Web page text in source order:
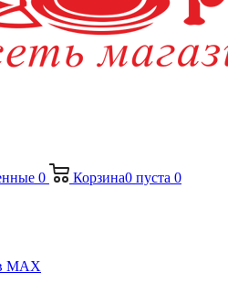
0 Корзина0 пуста 0
в МАХ